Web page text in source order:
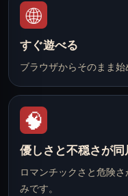
🌐
すぐ遊べる
ブラウザからそのまま始
🧠
優しさと不穏さが同
ロマンチックさと危険
みです。